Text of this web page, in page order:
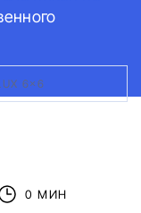
6×6
0 МИН